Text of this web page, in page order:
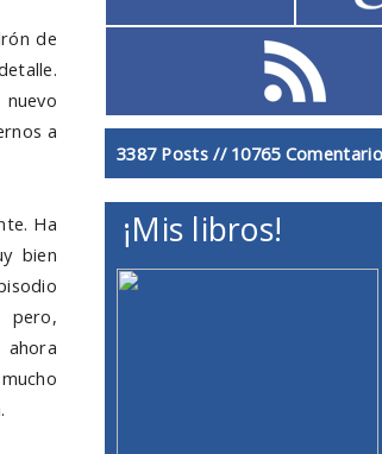
de
a
Ha
bien
pero,
3387 Posts // 10765
¡Mis libros!